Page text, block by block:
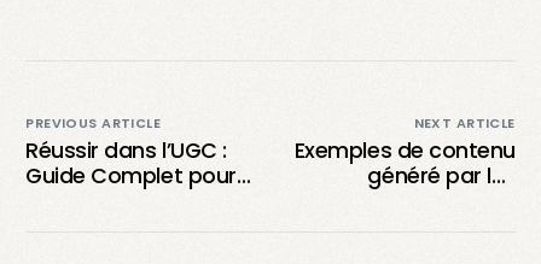
PREVIOUS ARTICLE
Réussir dans l’UGC :
Guide Complet pour
Paysage et Gagner
NEXT ARTICLE
Exemples de contenu
généré par les
Instagram et son